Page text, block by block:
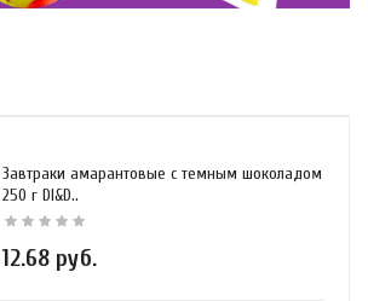
Завтраки амарантовые с темным шоколадом
250 г DI&D..
12.68 руб.